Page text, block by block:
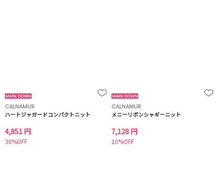
CALNAMUR
ハートジャガードコンパクトニット
4,851 円
30%OFF
CALNAMUR
メニーリボンシャギーニット
7,128 円
10%OFF